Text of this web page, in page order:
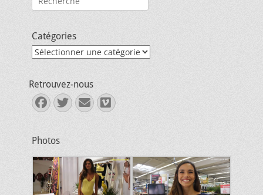
Catégories
Catégories
Retrouvez-nous
Facebook
Twitter
E-
mail
Vimeo
Photos